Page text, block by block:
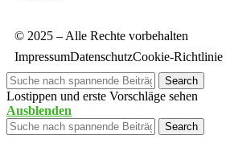
© 2025 – Alle Rechte vorbehalten
ImpressumDatenschutzCookie-
Search
Lostippen und erste Vorschläge sehen
Ausblenden
Search